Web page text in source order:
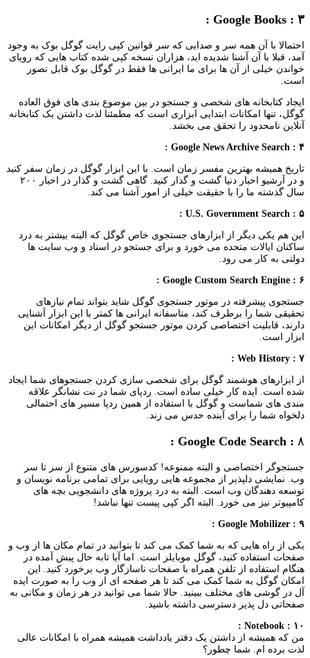
۳ : Google Books :
احتمالا با آن همه سر و صدایی که سر قوانین کپی رایت گوگل بوک به وجود
آمد، قبلا با آن آشنا شدیده اید، هزاران نسخه کپی شده کتاب هایی که رویای
خواندن خیلی از آن ها برای ما ایرانی ها فقط در گوگل بوک قابل تصور
است.
ایجاد کتابخانه های شخصی و جستجو در بین موضوع بندی های فوق العاده
گوگل، تنها امکانات ابتدایی ابزاری است که مطمئنا لذت داشتن یک کتابخانه
آنلاین نامحدود را تحقق می بخشد.
۴ : Google News Archive Search :
تاریخ همیشه بهترین مفسر زمان است. با این ابزار گوگل در زمان سفر کنید
و در آرشیو اخبار دنیا گشت و گذار کنید. گاهی گشت و گذار در اخبار ۲۰۰
سال گذشته ما را با حقیقت خیلی از امور آشنا می کند.
۵ : U.S. Government Search :
این هم یکی دیگر از ابزارهای جستجوی خاص گوگل که البته بیشتر به درد
ساکنان ایالات متحده می خورد و برای جستجو در اسناد و وب سایت ها
دولتی به کار می رود.
۶ : Google Custom Search Engine :
جستجوی پیشرفته در موتور جستجوی گوگل شاید بتواند تمام نیازهای
تحقیقی شما را برطرف کند، متاسفانه ایرانی ها کمتر با این ابزار آشنایی
دارند، قابلیت اختصاصی کردن موتور جستجو گوگل از دیگر امکانات این
ابزار است.
۷ : Web History :
از ابزارهای هوشمند گوگل برای شخصی سازی کردن جستجوهای شما ایجاد
شده است. ایده کار خیلی ساده است. ردپای شما در نت نشانگر علاقه
مندی های شماست و گوگل با استفاده از همین ردپا مسیر های احتمالی
دلخواه شما را برای آینده حدس می زند.
۸ : Google Code Search :
جستجوگر اختصاصی و البته ممنوعه! کدسورس های متنوع از سر تا سر
وب. نمایشی دلپذیر از مجموعه هایی رویایی برای تمامی برنامه نویسان و
توسعه دهندگان وب است. البته به درد پروژه های دانشجویی بچه های
کامپیوتر نیز می خورد. البته اگر کپی پیست تنها نباشد!
۹ : Google Mobilizer :
یکی از راه هایی که به شما کمک می کند تا بتوانید در تمام مکان ها از وب و
صفحات استفاده کنید، گوگل موبایلز است. اما آیا تابه حال پیش آمده در
هنگام استفاده از تلفن همراه با صفحات ناسازگار وب برخورد کنید. این
امکان گوگل به شما کمک می کند تا هر صفحه ای از وب را به صورت ایده
آل در گوشی های مختلف ببینید. حالا شما می توانید در هر زمان و مکانی به
صفحاتی دل پذیر دسترسی داشته باشید.
۱۰ : Notebook :
من که همیشه از داشتن یک دفتر یادداشت همیشه همراه با امکانات عالی
لذت برده ام. شما چطور؟